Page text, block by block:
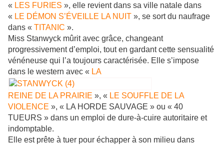
« LES FURIES », elle revient dans sa ville natale dans
« LE DÉMON S’ÉVEILLE LA NUIT », se sort du naufrage
dans « TITANIC ».
Miss Stanwyck mûrit avec grâce, changeant
progressivement d’emploi, tout en gardant cette sensualité
vénéneuse qui l’a toujours caractérisée. Elle s’impose
dans le western avec « LA
REINE DE LA PRAIRIE », « LE SOUFFLE DE LA
VIOLENCE », « LA HORDE SAUVAGE » ou « 40
TUEURS » dans un emploi de dure-à-cuire autoritaire et
indomptable.
Elle est prête à tuer pour échapper à son milieu dans